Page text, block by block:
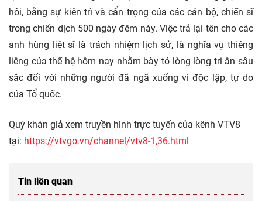
hôi, bằng sự kiên trì và cẩn trọng của các cán bộ, chiến sĩ
trong chiến dịch 500 ngày đêm này. Việc trả lại tên cho các
anh hùng liệt sĩ là trách nhiệm lịch sử, là nghĩa vụ thiêng
liêng của thế hệ hôm nay nhằm bày tỏ lòng lòng tri ân sâu
sắc đối với những người đã ngã xuống vì độc lập, tự do
của Tổ quốc.
Quý khán giả xem truyền hình trực tuyến của kênh VTV8
tại: https://vtvgo.vn/channel/vtv8-1,36.html
Tin liên quan